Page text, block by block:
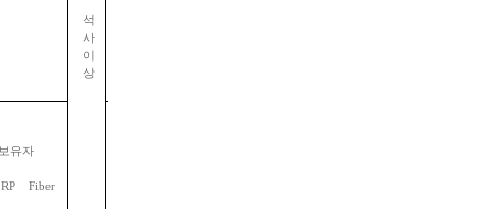
석
사
이
상
유자
Fiber